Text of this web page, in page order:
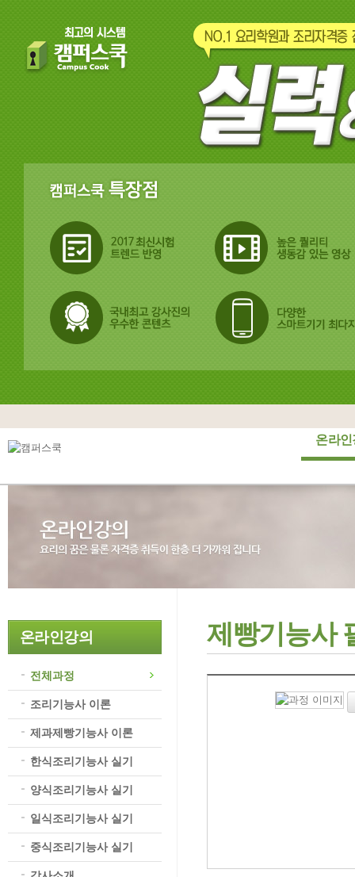
온라인
온라인강의
전체과정
조리기능사 이론
제과제빵기능사 이론
한식조리기능사 실기
양식조리기능사 실기
일식조리기능사 실기
중식조리기능사 실기
제빵기능사